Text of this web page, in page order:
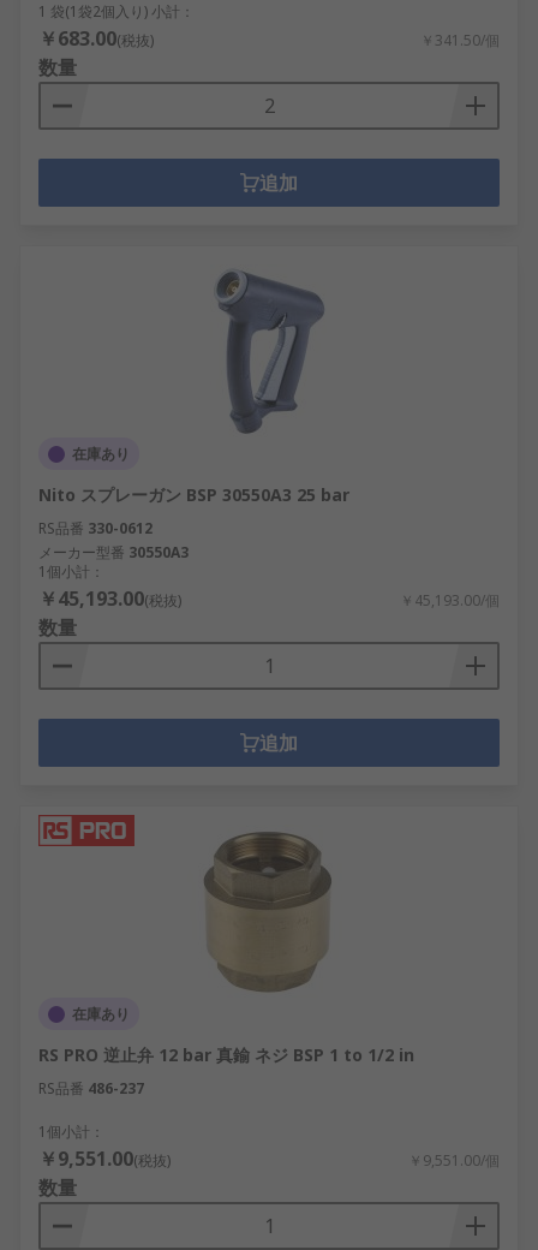
1 袋(1袋2個入り) 小計：
￥683.00(税抜) ￥341.50/個
数量
追加
在庫あり
Nito スプレーガン BSP 30550A3 25 bar
RS品番 330-0612
メーカー型番 30550A3
1個小計：
￥45,193.00(税抜) ￥45,193.00/個
数量
追加
在庫あり
RS PRO 逆止弁 12 bar 真鍮 ネジ BSP 1 to 1/2 in
RS品番 486-237
1個小計：
￥9,551.00(税抜) ￥9,551.00/個
数量